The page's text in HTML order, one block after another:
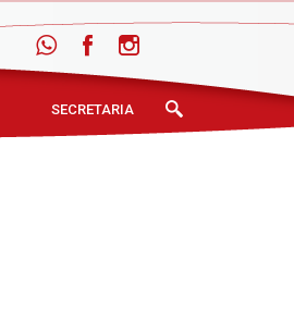
SECRETARIA